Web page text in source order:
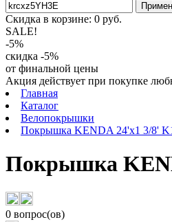
Скидка в корзине: 0 руб.
SALE!
-5%
скидка -5%
от финальной цены
Акция действует при покупке
Главная
Каталог
Велопокрышки
Покрышка KENDA 24'х1 3/8'
Покрышка
0 вопрос(ов)